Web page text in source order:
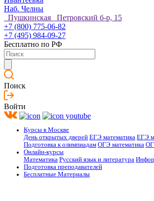
Наб. Челны
Пушкинская Петровский б-р, 15
+7 (800) 775-06-82
+7 (495) 984-09-27
Бесплатно по РФ
Поиск
Войти
Курсы в Москве
День открытых дверей ЕГЭ математика ЕГЭ
Подготовка к олимпиадам ОГЭ математика
Онлайн-курсы
Математика Русский язык и литература
Подготовка преподавателей
Бесплатные Материалы